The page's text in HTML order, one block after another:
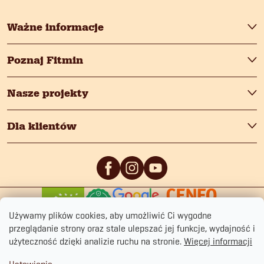
Używamy plików cookies, aby umożliwić Ci wygodne
przeglądanie strony oraz stale ulepszać jej funkcje, wydajność i
użyteczność dzięki analizie ruchu na stronie. Więcej informacji
y
Ważne informacje
Poznaj Fitmin
Nasze projekty
Dla klientów